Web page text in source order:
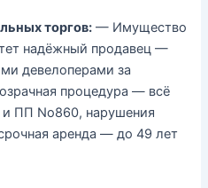
торгов: — Имущество
надёжный продавец —
девелоперами за
процедура — всё
ПП No860, нарушения
аренда — до 49 лет